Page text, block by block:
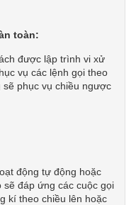
toàn:
được lập trình vi xử
vụ các lệnh gọi theo
phục vụ chiều ngược
động tự động hoặc
đáp ứng các cuộc gọi
kí theo chiều lên hoặc